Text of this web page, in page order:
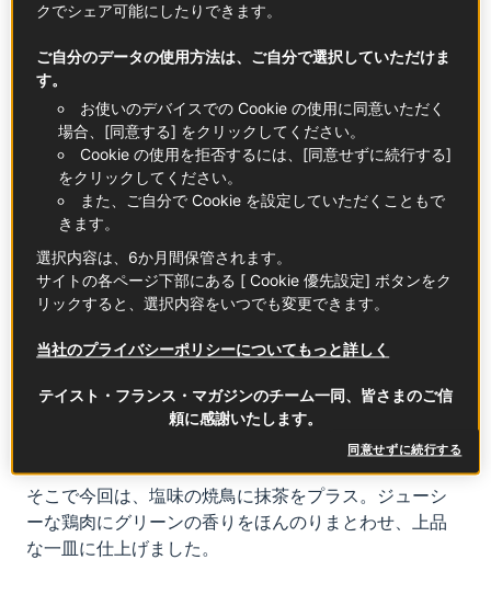
シーズンとなります。フレッシュさを信条とする新茶
フランスでお茶といえば発酵させて作る紅茶が主流で
すが、近年は発酵させない日本式の緑茶も人気が高ま
り、パリでは日本茶専門店までオープンしているほ
ど。と同時に、もはやスイーツの世界で欠かせなくな
ったのが抹茶です。チョコレートやアイスクリーム、
マドレーヌなど、抹茶味がフランスでも大人気なのは
皆さんもご存じでしょう。
料理にひと振り、の抹茶活用法
もけっこう使えるんです。「もう少し色味が欲しい」
こしで抹茶をサッとひと振りするだけ。天ぷらやポテ
色と爽やかな香りで新鮮な印象に生まれ変わります。
そこで今回は、塩味の焼鳥に抹茶をプラス。ジューシ
ーな鶏肉にグリーンの香りをほんのりまとわせ、上品
な一皿に仕上げました。
クでシェア可能にしたりできます。
ご自分のデータの使用方法は、ご自分で選択していただけま
す。
お使いのデバイスでの Cookie の使用に同意いただく
場合、[同意する] をクリックしてください。
Cookie の使用を拒否するには、[同意せずに続行する]
をクリックしてください。
また、ご自分で Cookie を設定していただくこともで
きます。
選択内容は、6か月間保管されます。
サイトの各ページ下部にある [ Cookie 優先設定] ボタンをク
リックすると、選択内容をいつでも変更できます。
当社のプライバシーポリシーについてもっと詳しく
テイスト・フランス・マガジンのチーム一同、皆さまのご信
頼に感謝いたします。
同意せずに続行する